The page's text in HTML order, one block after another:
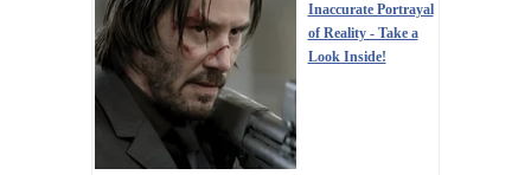
Inaccurate Portrayal
of Reality - Take a
Look Inside!